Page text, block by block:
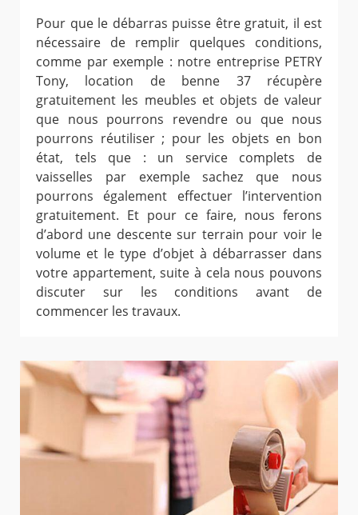
Pour que le débarras puisse être gratuit, il est
nécessaire de remplir quelques conditions,
comme par exemple : notre entreprise PETRY
Tony, location de benne 37 récupère
gratuitement les meubles et objets de valeur
que nous pourrons revendre ou que nous
pourrons réutiliser ; pour les objets en bon
état, tels que : un service complets de
vaisselles par exemple sachez que nous
pourrons également effectuer l’intervention
gratuitement. Et pour ce faire, nous ferons
d’abord une descente sur terrain pour voir le
volume et le type d’objet à débarrasser dans
votre appartement, suite à cela nous pouvons
discuter sur les conditions avant de
commencer les travaux.